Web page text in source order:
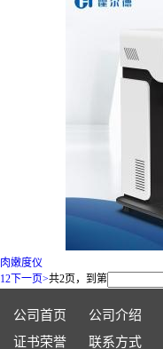
肉嫩度仪
12下一页>共2页，到第
公司首页 公司介绍
证书荣誉
联系方式